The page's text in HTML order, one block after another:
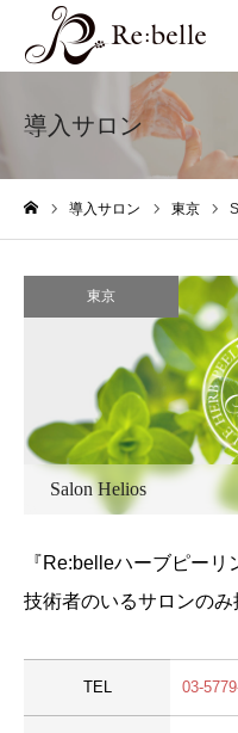
導入サロン
導入サロン 東京
東京
Salon Helios
『Re:belleハーブピー
技術者のいるサロンのみ
TEL 03-